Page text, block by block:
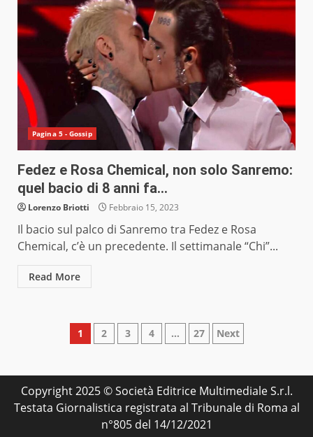
Pagina 5 - Gossip
Fedez e Rosa Chemical, non solo Sanremo:
quel bacio di 8 anni fa…
Lorenzo Briotti Febbraio 15, 2023
Il bacio sul palco di Sanremo tra Fedez e Rosa
Chemical, c’è un precedente. Il settimanale “Chi”...
Read More
Paginazione
articoli
1 2 3 4 … 27 Next
Copyright 2025 © Società Editrice Multimediale S.r.l.
Testata Giornalistica registrata al Tribunale di Roma al
n°805 del 14/12/2021